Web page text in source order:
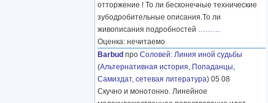
отторжение ! То ли бесконечные технические
зубодробительные описания.То ли
живописания подробностей ………
Оценка: нечитаемо
Barbud про Соловей: Линия иной судьбы
(Альтернативная история, Попаданцы,
Самиздат, сетевая литература) 05 08
Скучно и монотонно. Линейное